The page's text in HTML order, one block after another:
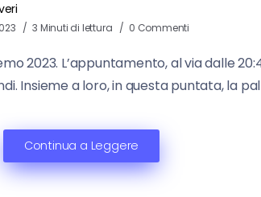
3 Minuti di lettura 0 Commenti
2023. L’appuntamento, al via dalle
Insieme a loro, in questa puntata, la
Continua a Leggere